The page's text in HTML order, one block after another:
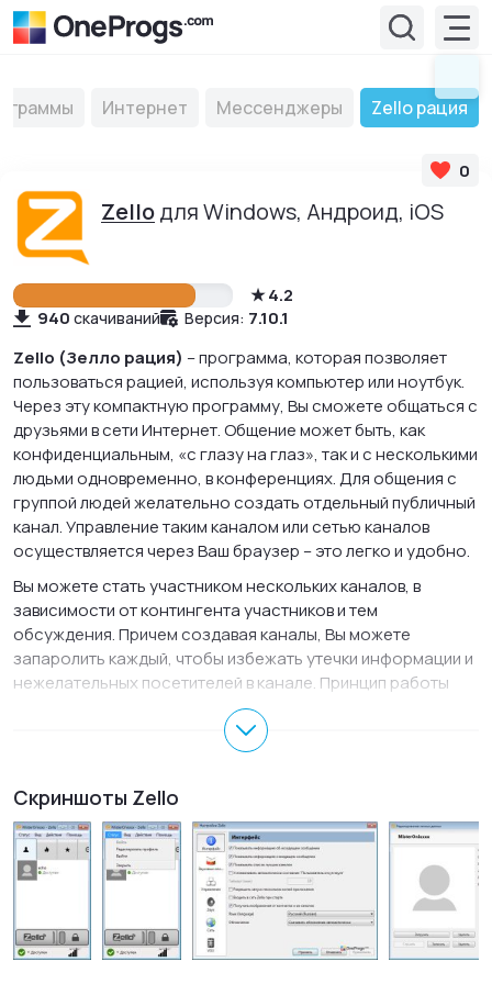
Интернет Мессенджеры Zello рация
Zelloдля Windows, Андроид, iOS
0
4.2
940 скачиваний Версия: 7.10.1
Zello (Зелло рация) – программа, которая позволяет
пользоваться рацией, используя компьютер или ноутбук.
Через эту компактную программу, Вы сможете общаться с
друзьями в сети Интернет. Общение может быть, как
конфиденциальным, «с глазу на глаз», так и с несколькими
людьми одновременно, в конференциях. Для общения с
группой людей желательно создать отдельный публичный
канал. Управление таким каналом или сетью каналов
осуществляется через Ваш браузер – это легко и удобно.
Вы можете стать участником нескольких каналов, в
зависимости от контингента участников и тем
обсуждения. Причем создавая каналы, Вы можете
запаролить каждый, чтобы избежать утечки информации и
нежелательных посетителей в канале. Принцип работы
Зелло для ПК аналогичен принципу работы социальной
сети. В Zello рация на русском языке есть рейтинг
популярности каналов. Самые популярные каналы
общаются друг с другом, обсуждая различные темы.
Среди положительных особенностей Zello рация для
компьютера пользователи выделяют высокое качество
звука, высокую скорость работы и создания каналов.
Интерфейс простой, удобный, в нем легко разобраться
даже новичку. Zello / Зелло скачать бесплатно для
компьютера можно чуть ниже. Существуют так же версии
Скриншоты Zello